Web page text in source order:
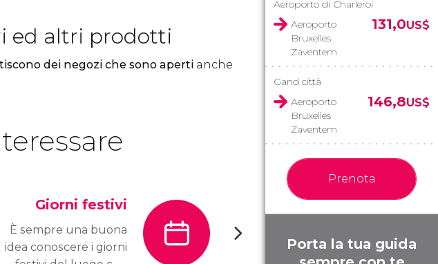
ed altri prodotti
dei negozi che sono aperti anche
Giorni festivi
È sempre una buona
idea conoscere i giorni
Aeroporto di Charleroi
Aeroporto
Bruxelles
Zaventem
131,0US$
Gand città
Aeroporto
Bruxelles
Zaventem
146,8US$
Prenota
Porta la tua guida